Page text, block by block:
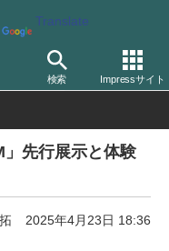
Translate
検索 Impressサイト
ソニー
先行展示と体験
2025年4月23日 18:36